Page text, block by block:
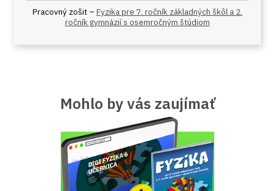
Pracovný zošit – Fyzika pre 7. ročník základných škôl a 2.
ročník gymnázií s osemročným štúdiom
Mohlo by vás zaujímať